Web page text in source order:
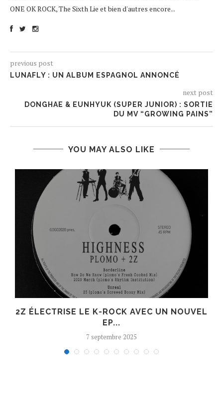
ONE OK ROCK, The Sixth Lie et bien d'autres encore...
previous post
LUNAFLY : UN ALBUM ESPAGNOL ANNONCÉ
next post
DONGHAE & EUNHYUK (SUPER JUNIOR) : SORTIE
DU MV “GROWING PAINS”
YOU MAY ALSO LIKE
2Z ÉLECTRISE LE K-ROCK AVEC UN NOUVEL
EP...
7 septembre 2025